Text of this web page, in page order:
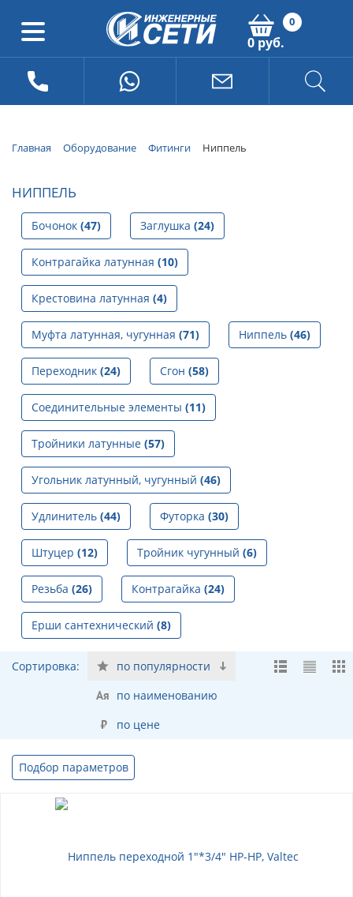
0
0 руб.
Главная Оборудование Фитинги Ниппель
НИППЕЛЬ
Бочонок (47) Заглушка (24)
Контрагайка латунная (10)
Крестовина латунная (4)
Муфта латунная, чугунная (71) Ниппель (46)
Переходник (24) Сгон (58)
Соединительные элементы (11)
Тройники латунные (57)
Угольник латунный, чугунный (46)
Удлинитель (44) Футорка (30)
Штуцер (12) Тройник чугунный (6)
Резьба (26) Контрагайка (24)
Ерши сантехнический (8)
Сортировка:
по популярности
по наименованию
по цене
Подбор параметров